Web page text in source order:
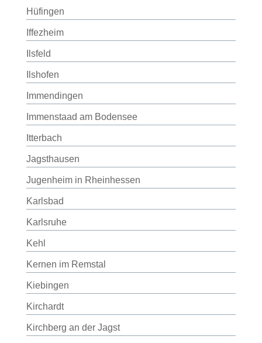
Hüfingen
Iffezheim
Ilsfeld
Ilshofen
Immendingen
Immenstaad am Bodensee
Itterbach
Jagsthausen
Jugenheim in Rheinhessen
Karlsbad
Karlsruhe
Kehl
Kernen im Remstal
Kiebingen
Kirchardt
Kirchberg an der Jagst